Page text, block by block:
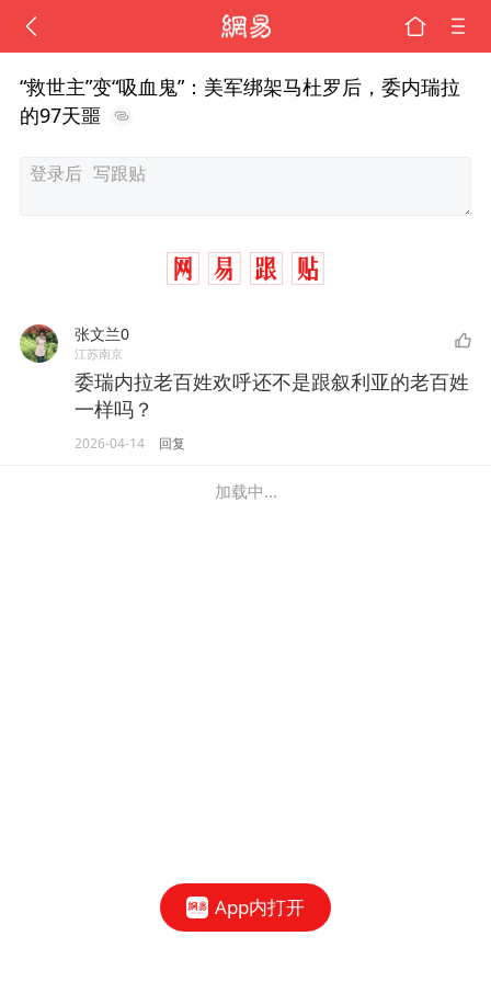
“救世主”变“吸血鬼”：美军绑架马杜罗后，委内瑞拉
的97天噩
张文兰0
江苏南京
委瑞内拉老百姓欢呼还不是跟叙利亚的老百姓
一样吗？
2026-04-14 回复
加载中...
App内打开